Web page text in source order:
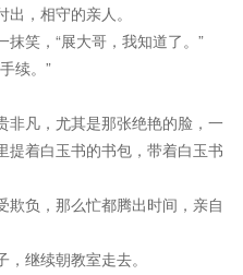
，相守的亲人。
笑，“展大哥，我知道了。”
续。”
非凡，尤其是那张绝艳的脸，一
提着白玉书的书包，带着白玉书
欺负，那么忙都腾出时间，亲自
继续朝教室走去。